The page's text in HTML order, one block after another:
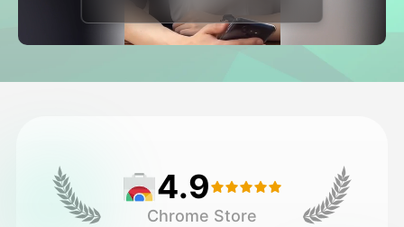
Avatar-video
▼
Muut työkalut 4.9
Chrome Store